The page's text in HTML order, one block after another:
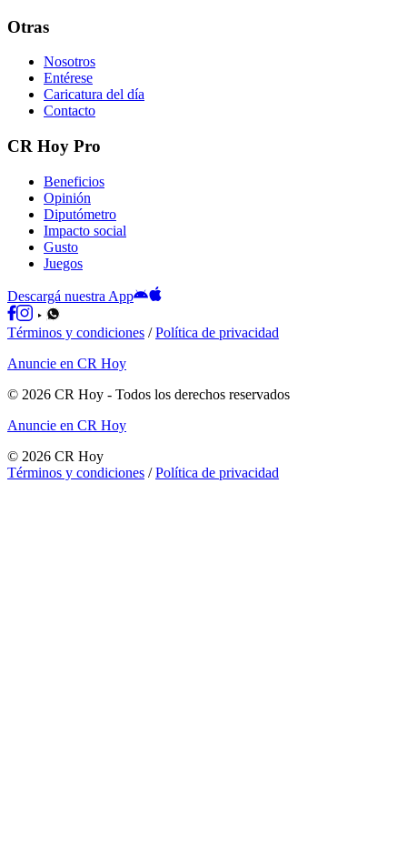
Otras
Nosotros
Entérese
Caricatura del día
Contacto
CR Hoy Pro
Beneficios
Opinión
Diputómetro
Impacto social
Gusto
Juegos
Descargá nuestra App
Términos y condiciones /Política de privacidad
Anuncie en CR Hoy
© 2026 CR Hoy - Todos los derechos reservados
Anuncie en CR Hoy
© 2026 CR Hoy
Términos y condiciones /Política de privacidad